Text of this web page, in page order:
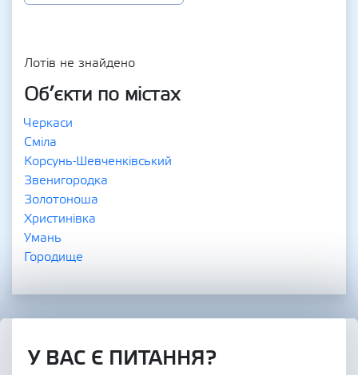
Лотів не знайдено
Об’єкти по містах
Черкаси
Сміла
Корсунь-Шевченківський
Звенигородка
Золотоноша
Христинівка
Умань
Городище
У ВАС Є ПИТАННЯ?